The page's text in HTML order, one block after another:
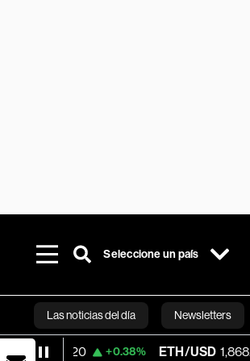
Seleccione un país
Las noticias del día Newsletters
ETH/USD 1,868.803 +0.07%